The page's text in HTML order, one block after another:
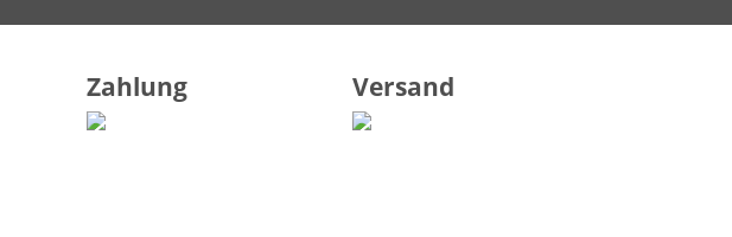
Zahlung Versand